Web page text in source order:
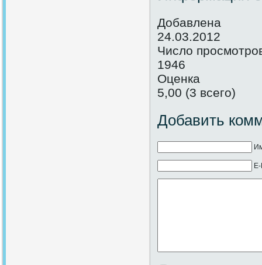
Добавлена
24.03.2012
Число
1946
Оценка
5,00 (3 всего)
Добавить